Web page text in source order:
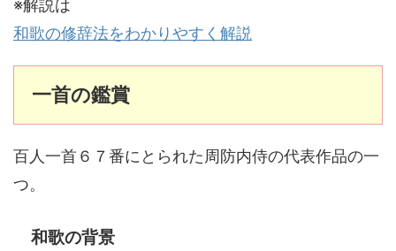
※解説は
和歌の修辞法をわかりやすく解説
一首の鑑賞
百人一首６７番にとられた周防内侍の代表作品の一
つ。
和歌の背景